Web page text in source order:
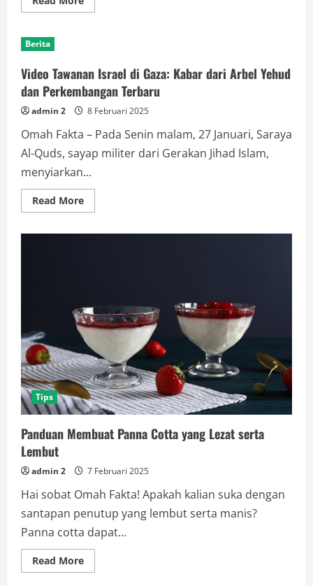
more
Menguntungkan
di
Tengah
Banyak
aktivitas
Kota
Berita
Video Tawanan Israel di Gaza: Kabar dari Arbel Yehud
dan Perkembangan Terbaru
admin 2 8 Februari 2025
Omah Fakta – Pada Senin malam, 27 Januari, Saraya
Al-Quds, sayap militer dari Gerakan Jihad Islam,
menyiarkan...
Read MoreRead
more
Yehud
dan
Perkembangan
Terbaru
Tips
Panduan Membuat Panna Cotta yang Lezat serta
Lembut
admin 2 7 Februari 2025
Hai sobat Omah Fakta! Apakah kalian suka dengan
santapan penutup yang lembut serta manis?
Panna cotta dapat...
Read MoreRead
more